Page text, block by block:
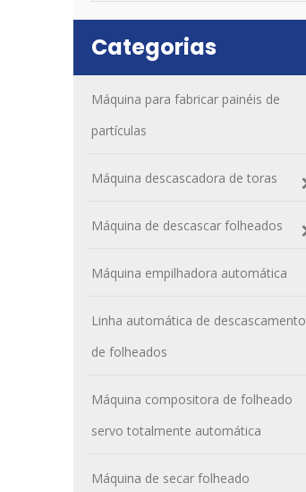
Categorias
Máquina para fabricar painéis de
partículas
Máquina descascadora de toras
Máquina de descascar folheados
Máquina empilhadora automática
Linha automática de descascamento
de folheados
Máquina compositora de folheado
servo totalmente automática
Máquina de secar folheado